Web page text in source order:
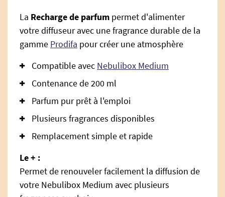
La Recharge de parfum permet d'alimenter
votre diffuseur avec une fragrance durable de la
gamme Prodifa pour créer une atmosphère
Compatible avec Nebulibox Medium
Contenance de 200 ml
Parfum pur prêt à l'emploi
Plusieurs fragrances disponibles
Remplacement simple et rapide
Le + :
Permet de renouveler facilement la diffusion de
votre Nebulibox Medium avec plusieurs